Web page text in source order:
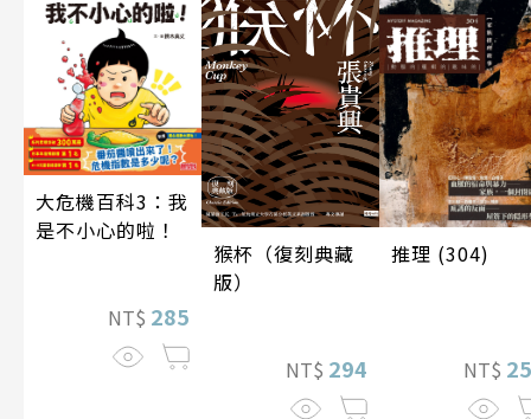
大危機百科3：我
是不小心的啦！
NT$ 285
猴杯（復刻典藏
版）
NT$ 294
推理 (304)
NT$